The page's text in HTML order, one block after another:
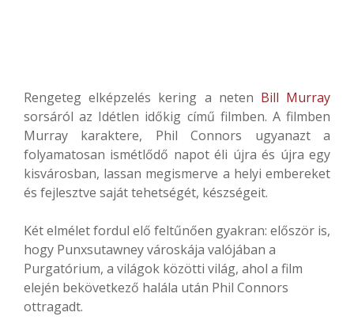
Rengeteg elképzelés kering a neten Bill Murray
sorsáról az Idétlen időkig című filmben. A filmben
Murray karaktere, Phil Connors ugyanazt a
folyamatosan ismétlődő napot éli újra és újra egy
kisvárosban, lassan megismerve a helyi embereket
és fejlesztve saját tehetségét, készségeit.
Két elmélet fordul elő feltűnően gyakran: először is,
hogy Punxsutawney városkája valójában a
Purgatórium, a világok közötti világ, ahol a film
elején bekövetkező halála után Phil Connors
ottragadt.